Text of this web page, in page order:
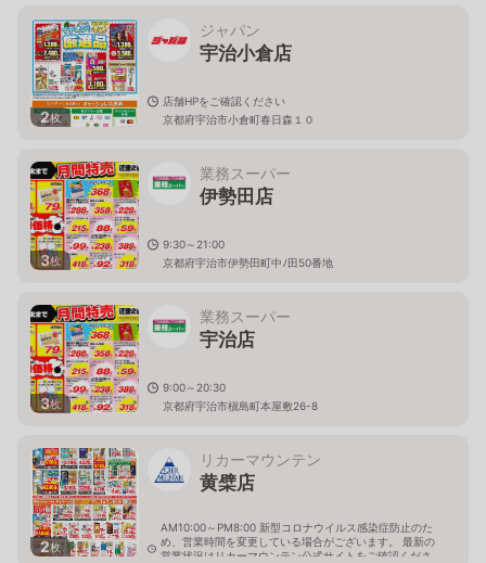
2枚
ジャパン
宇治小倉店
店舗HPをご確認ください
京都府宇治市小倉町春日森１０
3枚
業務スーパー
伊勢田店
9:30～21:00
京都府宇治市伊勢田町中ﾉ田50番地
3枚
業務スーパー
宇治店
9:00～20:30
京都府宇治市槇島町本屋敷26-8
2枚
リカーマウンテン
黄檗店
AM10:00～PM8:00 新型コロナウイルス感染症防止のた
め、営業時間を変更している場合がございます。 最新の
営業状況はリカーマウンテン公式サイトをご確認くださ